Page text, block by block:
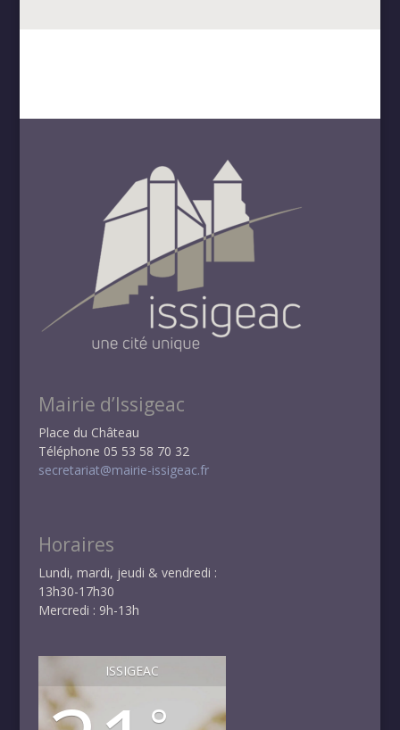
Mairie d’Issigeac
Place du Château
Téléphone 05 53 58 70 32
secretariat@mairie-issigeac.fr
Horaires
Lundi, mardi, jeudi & vendredi :
13h30-17h30
Mercredi : 9h-13h
ISSIGEAC